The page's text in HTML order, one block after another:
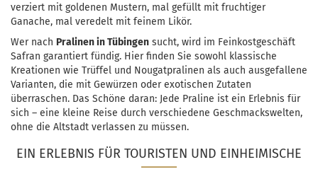
verziert mit goldenen Mustern, mal gefüllt mit fruchtiger
Ganache, mal veredelt mit feinem Likör.
Wer nach Pralinen in Tübingen sucht, wird im Feinkostgeschäft
Safran garantiert fündig. Hier finden Sie sowohl klassische
Kreationen wie Trüffel und Nougatpralinen als auch ausgefallene
Varianten, die mit Gewürzen oder exotischen Zutaten
überraschen. Das Schöne daran: Jede Praline ist ein Erlebnis für
sich – eine kleine Reise durch verschiedene Geschmackswelten,
ohne die Altstadt verlassen zu müssen.
EIN ERLEBNIS FÜR TOURISTEN UND EINHEIMISCHE